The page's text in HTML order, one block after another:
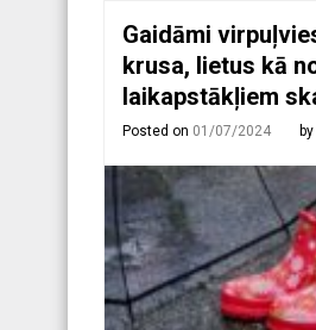
Gaidāmi
krusa, lietus kā
laikapstākļiem
Posted on 01/07/2024 by